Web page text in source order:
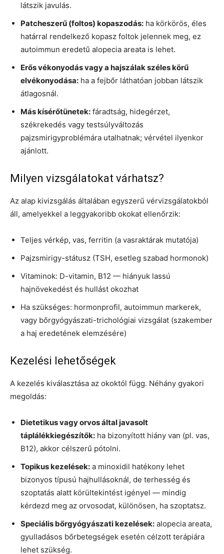
látszik javulás.
Patcheszerű (foltos) kopaszodás: ha körkörös, éles
határral rendelkező kopasz foltok jelennek meg, ez
autoimmun eredetű alopecia areata is lehet.
Erős vékonyodás vagy a hajszálak széles körű
elvékonyodása: ha a fejbőr láthatóan jobban látszik
átlagosnál.
Más kísérőtünetek: fáradtság, hidegérzet,
székrekedés vagy testsúlyváltozás
pajzsmirigyproblémára utalhatnak; vérvétel ilyenkor
ajánlott.
Milyen vizsgálatokat várhatsz?
Az alap kivizsgálás általában egyszerű vérvizsgálatokból
áll, amelyekkel a leggyakoribb okokat ellenőrzik:
Teljes vérkép, vas, ferritin (a vasraktárak mutatója)
Pajzsmirigy-státusz (TSH, esetleg szabad hormonok)
Vitaminok: D-vitamin, B12 — hiányuk lassú
hajnövekedést és hullást okozhat
Ha szükséges: hormonprofil, autoimmun markerek,
vagy bőrgyógyászati-trichológiai vizsgálat (szakember
a haj eredetének elemzésére)
Kezelési lehetőségek
A kezelés kiválasztása az okoktól függ. Néhány gyakori
megoldás:
Dietetikus vagy orvos által javasolt
táplálékkiegészítők: ha bizonyított hiány van (pl. vas,
B12), akkor célszerű pótolni.
Topikus kezelések: a minoxidil hatékony lehet
bizonyos típusú hajhullásoknál, de terhesség és
szoptatás alatt körültekintést igényel — mindig
kérdezd meg az orvosodat, különösen, ha szoptatsz.
Speciális bőrgyógyászati kezelések: alopecia areata,
gyulladásos bőrbetegségek esetén célzott terápiára
lehet szükség.